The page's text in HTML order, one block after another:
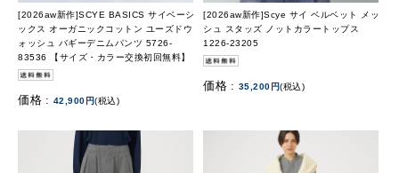
[2026aw新作]SCYE BASICS サイベーシ
ックス オーガニックコットン ユーズドウ
ォッシュ バギーデニムパンツ 5726-
83536 【サイズ・カラー交換初回無料】
価格 : 42,900円(税込)
[2026aw新作]Scye サイ ベルベット メッ
シュ スタッズ ノットカラートップス
1226-23205
価格 : 35,200円(税込)